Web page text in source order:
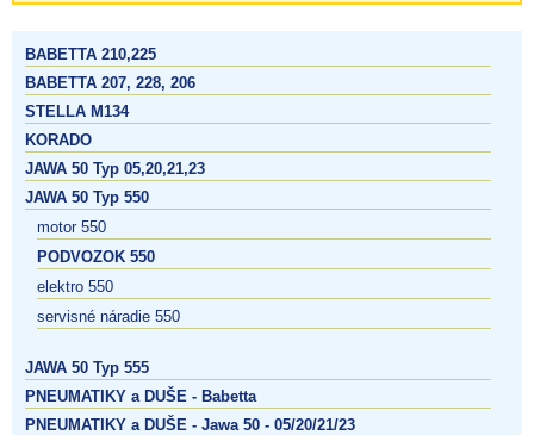
BABETTA 210,225
BABETTA 207, 228, 206
STELLA M134
KORADO
JAWA 50 Typ 05,20,21,23
JAWA 50 Typ 550
motor 550
PODVOZOK 550
elektro 550
servisné náradie 550
JAWA 50 Typ 555
PNEUMATIKY a DUŠE - Babetta
PNEUMATIKY a DUŠE - Jawa 50 - 05/20/21/23